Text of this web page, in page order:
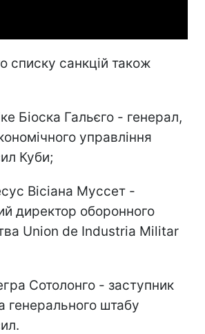
списку санкцій також
Біоска Гальєго - генерал,
управління
Куби;
Вісіана Муссет -
директор оборонного
Union de Industria Militar
Сотолонго - заступник
генерального штабу